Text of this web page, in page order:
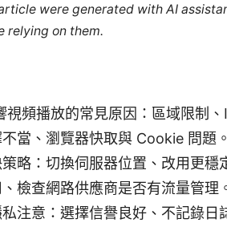
were generated with AI
relying on them.
視頻播放的常見原因：區域限制
當、瀏覽器快取與 Cookie 問題。
略：切換伺服器位置、改用更
檢查網路供應商是否有流量管理
注意：選擇信譽良好、不記錄日